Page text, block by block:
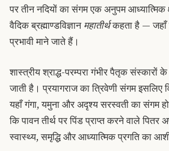
पर तीन नदियों का संगम एक अनुपम
वैदिक ब्रह्माण्डविज्ञानमहातीर्थकहता है — जहाँ
प्रभावी माने जाते हैं।
शास्त्रीय श्राद्ध-परम्परा गंभीर पैतृक संस्कारों
जाती है। प्रयागराज का त्रिवेणी संगम
यहाँ गंगा, यमुना और अदृश्य सरस्वती का संगम
कि पावन तीर्थ पर पिंड प्राप्त करने वाले पितर
स्वास्थ्य, समृद्धि और आध्यात्मिक प्रगति का